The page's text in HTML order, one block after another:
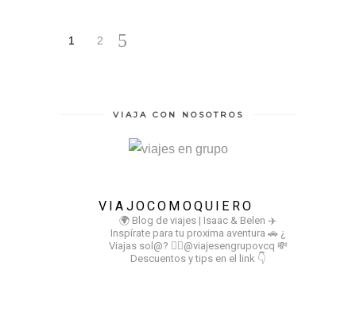
1 2
VIAJA CON NOSOTROS
VIAJOCOMOQUIERO
🌍 Blog de viajes | Isaac & Belen ✈️
Inspírate para tu proxima aventura 🚗 ¿
Viajas sol@? 👉🏻@viajesengrupovcq 💸
Descuentos y tips en el link 👇